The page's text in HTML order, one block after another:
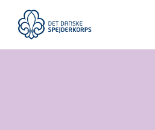
hovedindhold